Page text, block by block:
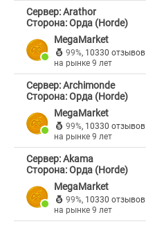
Сервер: Arathor
Сторона: Орда (Horde)
MegaMarket
99%, 10330 отзывов
на рынке 9 лет
Сервер: Archimonde
Сторона: Орда (Horde)
MegaMarket
99%, 10330 отзывов
на рынке 9 лет
Сервер: Akama
Сторона: Орда (Horde)
MegaMarket
99%, 10330 отзывов
на рынке 9 лет